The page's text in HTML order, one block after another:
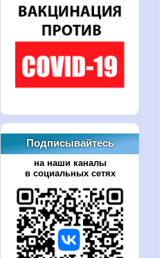
Подписывайтесь
на наши каналы
в социальных сетях